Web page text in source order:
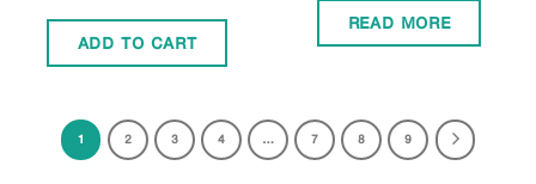
ADD TO CART
READ MORE
1 2 3 4 … 7 8 9